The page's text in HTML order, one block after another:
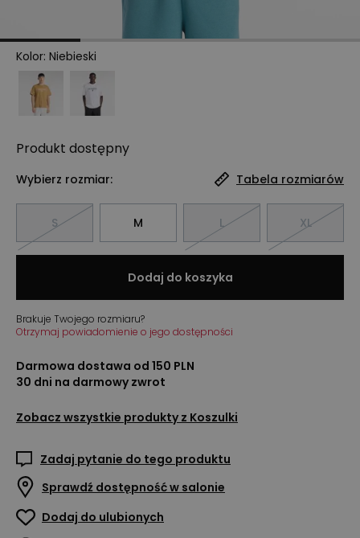
Kolor: Niebieski
Produkt dostępny
Wybierz rozmiar: Tabela rozmiarów
S M L XL
Dodaj do koszyka
Brakuje Twojego rozmiaru?
Otrzymaj powiadomienie o jego dostępności
Darmowa dostawa od 150 PLN
30 dni na darmowy zwrot
Zobacz wszystkie produkty z Koszulki
Zadaj pytanie do tego produktu
Sprawdź dostępność w salonie
Dodaj do ulubionych